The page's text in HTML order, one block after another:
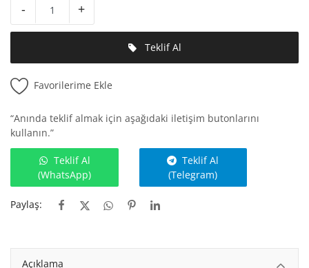
- +
Teklif Al
Favorilerime Ekle
“Anında teklif almak için aşağıdaki iletişim butonlarını
kullanın.”
Teklif Al
(WhatsApp)
Teklif Al
(Telegram)
Paylaş:
Açıklama